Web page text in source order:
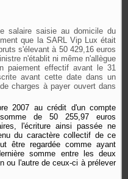
salaire saisie au domicile du
que la SARL Vip Lux était
s'élevant à 50 429,16 euros
n'établit ni même n'allègue
paiement effectif avant le 31
avant cette date dans un
charges à payer ouvert dans
2007 au crédit d'un compte
de 50 255,97 euros
l'écriture ainsi passée ne
du caractère collectif de ce
être regardée comme ayant
somme entre les deux
ou l'autre de ceux-ci à prélever